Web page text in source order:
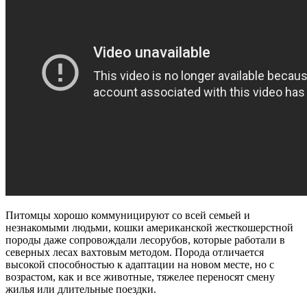
Питомцы хорошо коммуницируют со всей семьей и
незнакомыми людьми, кошки американской жесткошерстной
породы даже сопровождали лесорубов, которые работали в
северных лесах вахтовым методом. Порода отличается
высокой способностью к адаптации на новом месте, но с
возрастом, как и все животные, тяжелее переносят смену
жилья или длительные поездки.